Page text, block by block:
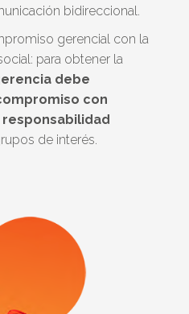
bidireccional.
gerencial con la
para obtener la
debe
con
de interés.